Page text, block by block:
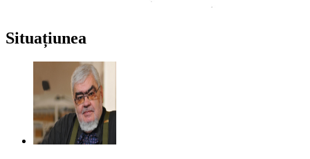
Situațiunea